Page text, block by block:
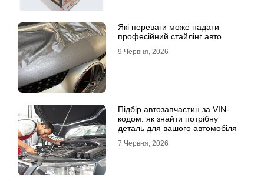
Які переваги може надати
професійний стайлінг авто
9 Червня, 2026
Підбір автозапчастин за VIN-
кодом: як знайти потрібну
деталь для вашого автомобіля
7 Червня, 2026